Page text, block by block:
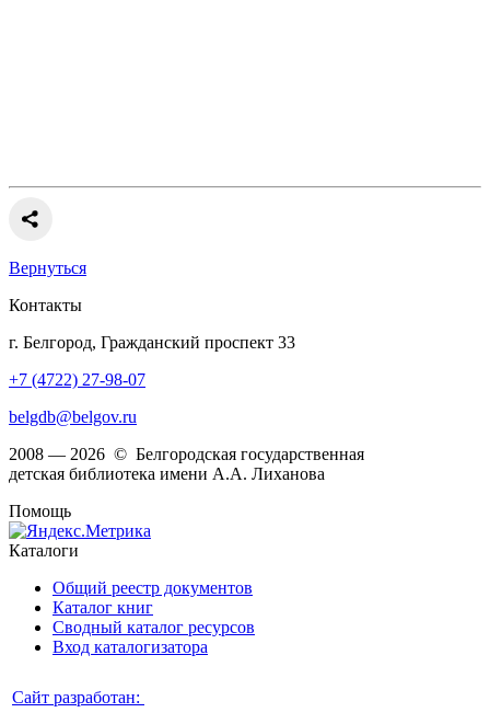
Вернуться
Контакты
г. Белгород, Гражданский проспект 33
+7 (4722) 27-98-07
belgdb@belgov.ru
2008 — 2026 © Белгородская государственная
детская библиотека имени А.А. Лиханова
Помощь
Каталоги
Общий реестр документов
Каталог книг
Сводный каталог ресурсов
Вход каталогизатора
Сайт разработан: